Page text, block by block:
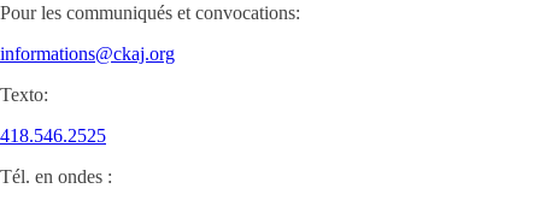
Pour les communiqués et convocations:
informations@ckaj.org
Texto:
418.546.2525
Tél. en ondes :